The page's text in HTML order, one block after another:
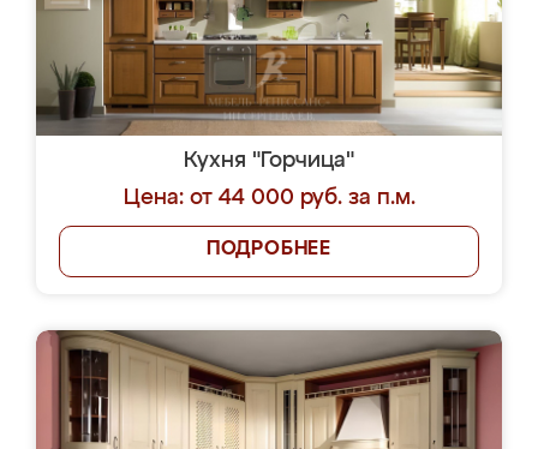
Кухня "Горчица"
Цена: от 44 000 руб. за п.м.
ПОДРОБНЕЕ